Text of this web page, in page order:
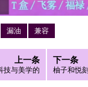
漏油 兼容
上一条
技与美学的
下一条
柚子和悦